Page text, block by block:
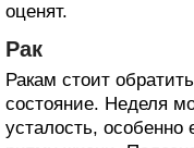
оценят.
Рак
Ракам стоит
состояние. Неделя
усталость,